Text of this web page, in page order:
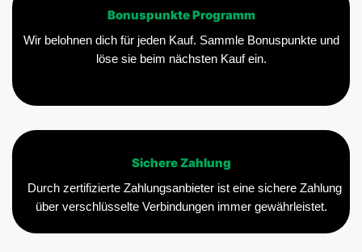
Bonuspunkte Programm
Wir belohnen dich für jeden Kauf. Sammle Bonuspunkte und
löse sie beim nächsten Kauf ein.
Sichere Zahlung
Durch zertifizierte Zahlungsanbieter ist eine sichere Zahlung
über verschlüsselte Verbindungen immer gewährleistet.